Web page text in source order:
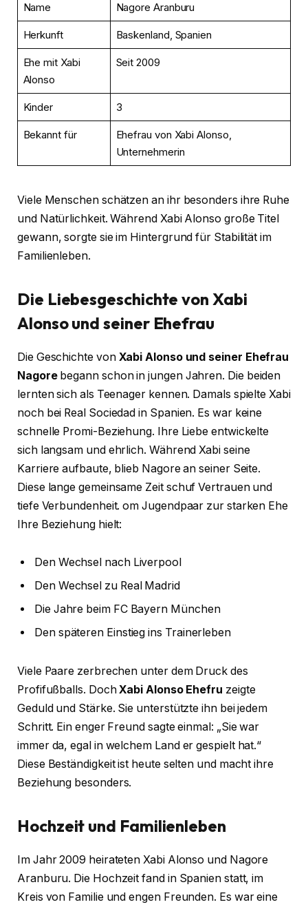
Name Nagore Aranburu
Herkunft Baskenland, Spanien
Ehe mit Xabi
Alonso
Seit 2009
Kinder 3
Bekannt für
Ehefrau von Xabi Alonso,
Unternehmerin
Viele Menschen schätzen an ihr besonders ihre Ruhe
und Natürlichkeit. Während Xabi Alonso große Titel
gewann, sorgte sie im Hintergrund für Stabilität im
Familienleben.
Die Liebesgeschichte von Xabi
Alonso und seiner Ehefrau
Die Geschichte von Xabi Alonso und seiner Ehefrau
Nagorebegann schon in jungen Jahren. Die beiden
lernten sich als Teenager kennen. Damals spielte Xabi
noch bei Real Sociedad in Spanien. Es war keine
schnelle Promi-Beziehung. Ihre Liebe entwickelte
sich langsam und ehrlich. Während Xabi seine
Karriere aufbaute, blieb Nagore an seiner Seite.
Diese lange gemeinsame Zeit schuf Vertrauen und
tiefe Verbundenheit. om Jugendpaar zur starken Ehe
Ihre Beziehung hielt:
Den Wechsel nach Liverpool
Den Wechsel zu Real Madrid
Die Jahre beim FC Bayern München
Den späteren Einstieg ins Trainerleben
Viele Paare zerbrechen unter dem Druck des
Profifußballs. DochXabi Alonso Ehefru zeigte
Geduld und Stärke. Sie unterstützte ihn bei jedem
Schritt. Ein enger Freund sagte einmal: „Sie war
immer da, egal in welchem Land er gespielt hat.“
Diese Beständigkeit ist heute selten und macht ihre
Beziehung besonders.
Hochzeit und Familienleben
Im Jahr 2009 heirateten Xabi Alonso und Nagore
Aranburu. Die Hochzeit fand in Spanien statt, im
Kreis von Familie und engen Freunden. Es war eine